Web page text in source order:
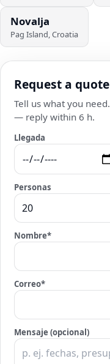
Novalja
Pag Island, Croatia
Request a
Tell us what you
— reply within 6 h.
Llegada
Personas
Nombre*
Correo*
Mensaje (opcional)